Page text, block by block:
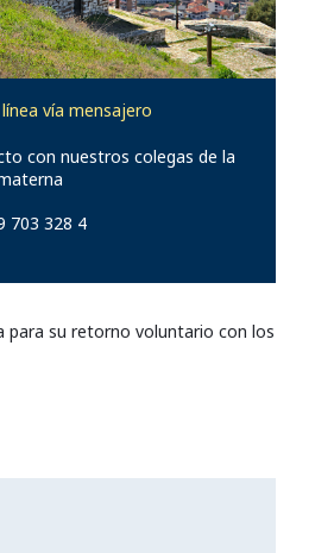
estados federales
vía mensajero
con nuestros colegas de la
703 328 4
para su retorno voluntario con los